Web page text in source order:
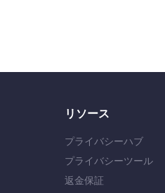
リソース
プライバシーハブ
プライバシーツール
返金保証